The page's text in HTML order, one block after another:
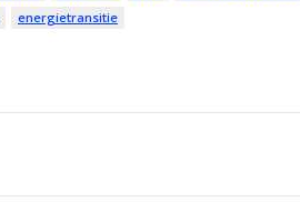
energietransitie